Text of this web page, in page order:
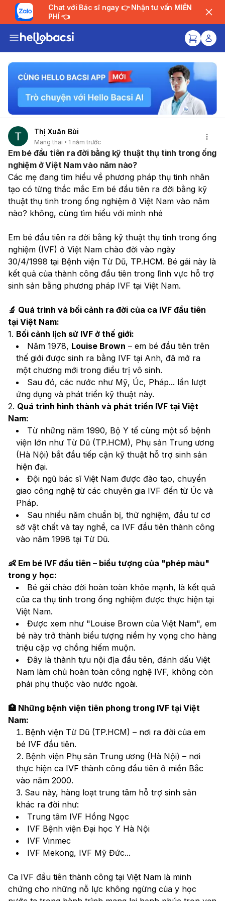
Chat với Bác sĩ ngay 👉 Nhận tư vấn MIỄN
PHÍ 👈
Thị Xuân Bùi
Mang thai 1 năm trước
Em bé đầu tiên ra đời bằng kỹ thuật thụ tinh trong ống
nghiệm ở Việt Nam vào năm nào?
Các mẹ đang tìm hiểu về phương pháp thụ tinh nhân
tạo có từng thắc mắc Em bé đầu tiên ra đời bằng kỹ
thuật thụ tinh trong ống nghiệm ở Việt Nam vào năm
nào? không, cùng tìm hiểu với mình nhé
Em bé đầu tiên ra đời bằng kỹ thuật thụ tinh trong ống
nghiệm (IVF) ở Việt Nam chào đời vào ngày
30/4/1998 tại Bệnh viện Từ Dũ, TP.HCM. Bé gái này là
kết quả của thành công đầu tiên trong lĩnh vực hỗ trợ
sinh sản bằng phương pháp IVF tại Việt Nam.
🔬 Quá trình và bối cảnh ra đời của ca IVF đầu tiên
tại Việt Nam:
1. Bối cảnh lịch sử IVF ở thế giới:
Năm 1978, Louise Brown – em bé đầu tiên trên
thế giới được sinh ra bằng IVF tại Anh, đã mở ra
một chương mới trong điều trị vô sinh.
Sau đó, các nước như Mỹ, Úc, Pháp... lần lượt
ứng dụng và phát triển kỹ thuật này.
2. Quá trình hình thành và phát triển IVF tại Việt
Nam:
Từ những năm 1990, Bộ Y tế cùng một số bệnh
viện lớn như Từ Dũ (TP.HCM), Phụ sản Trung ương
(Hà Nội) bắt đầu tiếp cận kỹ thuật hỗ trợ sinh sản
hiện đại.
Đội ngũ bác sĩ Việt Nam được đào tạo, chuyển
giao công nghệ từ các chuyên gia IVF đến từ Úc và
Pháp.
Sau nhiều năm chuẩn bị, thử nghiệm, đầu tư cơ
sở vật chất và tay nghề, ca IVF đầu tiên thành công
vào năm 1998 tại Từ Dũ.
👶 Em bé IVF đầu tiên – biểu tượng của "phép màu"
trong y học:
Bé gái chào đời hoàn toàn khỏe mạnh, là kết quả
của ca thụ tinh trong ống nghiệm được thực hiện tại
Việt Nam.
Được xem như "Louise Brown của Việt Nam", em
bé này trở thành biểu tượng niềm hy vọng cho hàng
triệu cặp vợ chồng hiếm muộn.
Đây là thành tựu nội địa đầu tiên, đánh dấu Việt
Nam làm chủ hoàn toàn công nghệ IVF, không còn
phải phụ thuộc vào nước ngoài.
🏥 Những bệnh viện tiên phong trong IVF tại Việt
Nam:
Bệnh viện Từ Dũ (TP.HCM) – nơi ra đời của em
bé IVF đầu tiên.
Bệnh viện Phụ sản Trung ương (Hà Nội) – nơi
thực hiện ca IVF thành công đầu tiên ở miền Bắc
vào năm 2000.
Sau này, hàng loạt trung tâm hỗ trợ sinh sản
khác ra đời như:
Trung tâm IVF Hồng Ngọc
IVF Bệnh viện Đại học Y Hà Nội
IVF Vinmec
IVF Mekong, IVF Mỹ Đức...
Ca IVF đầu tiên thành công tại Việt Nam là minh
chứng cho những nỗ lực không ngừng của y học